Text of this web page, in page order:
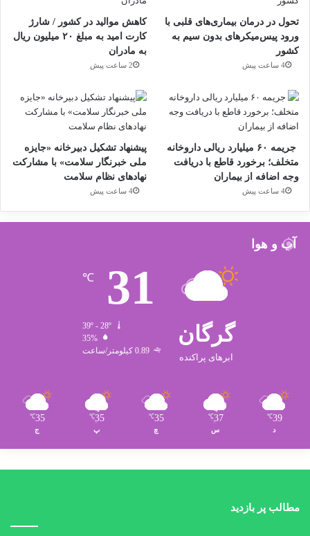
کاهش موالید در کشور / شارژ
کارت امید به مبلغ ۲۰ میلیون ریال
به مادران
2 ساعت پیش
تحول در درمان بیماری‌های قلبی با
ورود پیس‌میکرهای بدون سیم به
کشور
4 ساعت پیش
پیشنهاد تشکیل دبیرخانه «جایزه
ملی خبرنگار سلامت» با مشارکت
نهادهای نظام سلامت
4 ساعت پیش
جریمه ۶۰ میلیارد ریالی داروخانه
متخلف؛ برخورد قاطع با دریافت
وجه اضافه از بیماران
4 ساعت پیش
آب و هوا
گرگان
ابرهای پراکنده
31
℃
35%
0.89 کیلومتر/ساعت
39
℃
د
37
℃
س
35
℃
چ
35
℃
پ
35
℃
ج
مطالب پر بازدید